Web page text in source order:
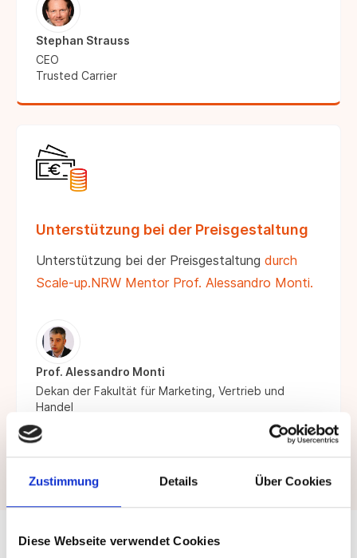
Zustimmung Details Über Cookies
Diese Webseite verwendet Cookies
Stephan Strauss
CEO
Trusted Carrier
Unterstützung bei der Preisgestaltung
Unterstützung bei der Preisgestaltung durch
Scale-up.NRW Mentor Prof. Alessandro Monti.
Prof. Alessandro Monti
Dekan der Fakultät für Marketing, Vertrieb und
Handel
CBS International Business School